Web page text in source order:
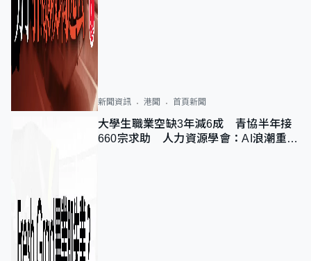
新聞資訊 港聞 首頁新聞
大學生職業空缺3年減6成 青協半年接
660宗求助 人力資源學會：AI浪潮重整